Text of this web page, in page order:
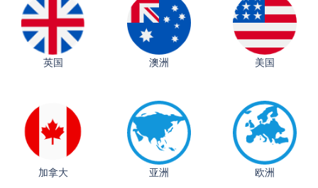
英国 澳洲 美国
加拿大 亚洲 欧洲
从上海财大2+2到谢菲尔德：低均分逆袭QS百强金
融会计硕士实录
​恭喜Z同学荣获剑桥大学录取
香港理工大学王牌专业录取案例